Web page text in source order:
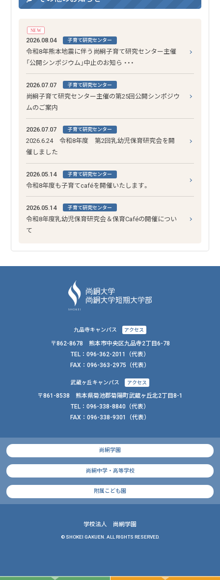
NEW
2026.08.04 子育て研究センター
令和8年熊本地震に伴う尚絅子育て研究センター主催
「公開シンポジウム」中止のお知ら ・・・
2026.07.07 子育て研究センター
尚絅子育て研究センター主催の第25回公開シンポジウ
ムのご案内
2026.07.07 子育て研究センター
2026.6.24 令和8年度 第2回乳幼児保育研究会を開
催しました
2026.05.14 子育て研究センター
令和8年度も子育てcaféを開催いたします。
2026.05.14 子育て研究センター
令和8年度乳幼児保育研究会＆保育Caféの開催につい
て
九品寺キャンパス アクセス
〒862-8678 熊本市中央区九品寺2丁目6-78
TEL： 096-362-2011
（代表）
FAX： 096-363-2975（代表）
武蔵ヶ丘キャンパス アクセス
〒861-8538 熊本県菊池郡菊陽町武蔵ヶ丘北2丁目8-1
TEL： 096-338-8840 （代表）
FAX： 096-338-9301（代表）
尚絅学園
尚絅中学・高等学校
附属こども園
学校法人 尚絅学園
© SHOKEI GAKUEN. ALL RIGHTS RESERVED.